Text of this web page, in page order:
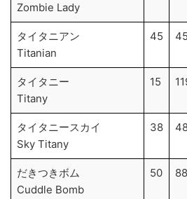
Zombie Lady
タイタニアン
Titanian
45
タイタニー
Titany
15
タイタニースカイ
Sky Titany
38
だきつきボム
Cuddle Bomb
50